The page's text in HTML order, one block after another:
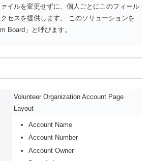
イルを変更せずに、個人ごとにこのフィール
クセスを提供します。 このソリューションを
Board」と呼びます。
Volunteer Organization Account Page
Layout
Account Name
Account Number
Account Owner